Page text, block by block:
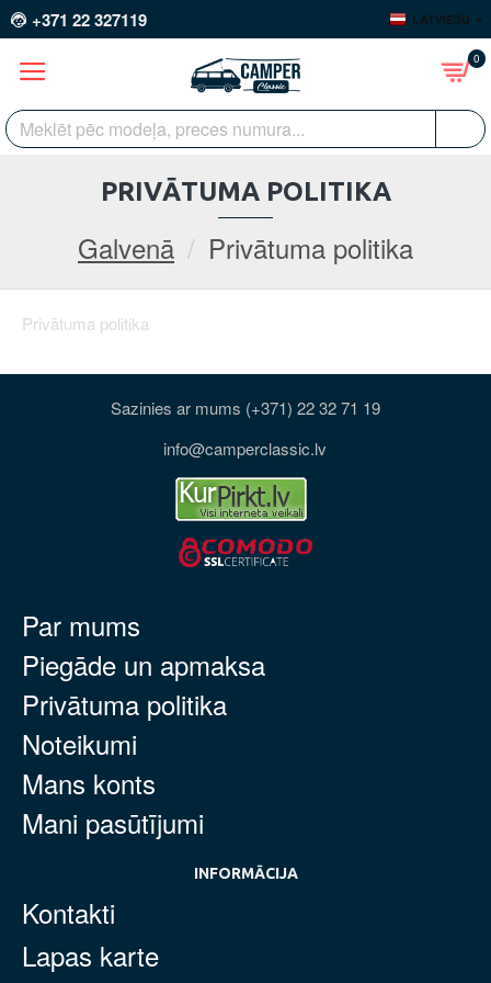
+371 22 327119 LATVIEŠU
0
Galvenā Privātuma politika
PRIVĀTUMA POLITIKA
Privātuma politika
Sazinies ar mums (+371) 22 32 71 19
info@camperclassic.lv
Par mums
Piegāde un apmaksa
Privātuma politika
Noteikumi
Mans konts
Mani pasūtījumi
INFORMĀCIJA
Kontakti
Lapas karte